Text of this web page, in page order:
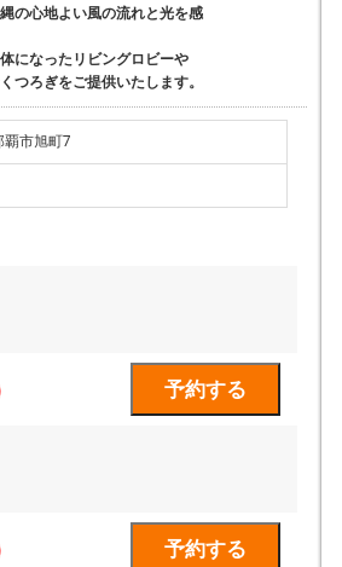
の心地よい風の流れと光を感
になったリビングロビーや
つろぎをご提供いたします。
覇市旭町7